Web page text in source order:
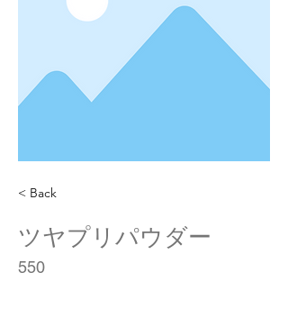
< Back
ツヤプリパウダー
550